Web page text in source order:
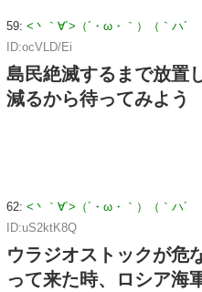
59: <丶｀∀´>（´・ω・｀）（｀ハ´
ID:ocVLD/Ei
島民絶滅するまで放置
減るから待ってみよう
62: <丶｀∀´>（´・ω・｀）（｀ハ´
ID:uS2ktK8Q
ウラジオストックが危
って来た時、ロシア海